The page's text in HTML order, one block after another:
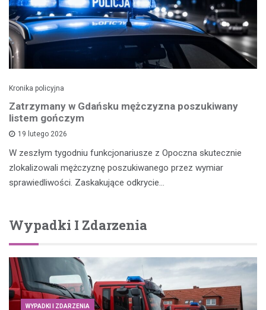
Kronika policyjna
Zatrzymany w Gdańsku mężczyzna poszukiwany
listem gończym
19 lutego 2026
W zeszłym tygodniu funkcjonariusze z Opoczna skutecznie
zlokalizowali mężczyznę poszukiwanego przez wymiar
sprawiedliwości. Zaskakujące odkrycie…
Wypadki I Zdarzenia
WYPADKI I ZDARZENIA